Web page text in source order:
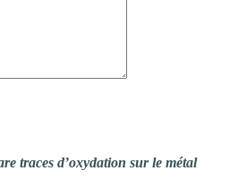
traces d’oxydation sur le métal